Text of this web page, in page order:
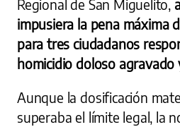
Regional de San Miguelito,
impusiera la pena máxima
para tres ciudadanos
homicidio doloso
Aunque la dosificación
superaba el límite legal, la